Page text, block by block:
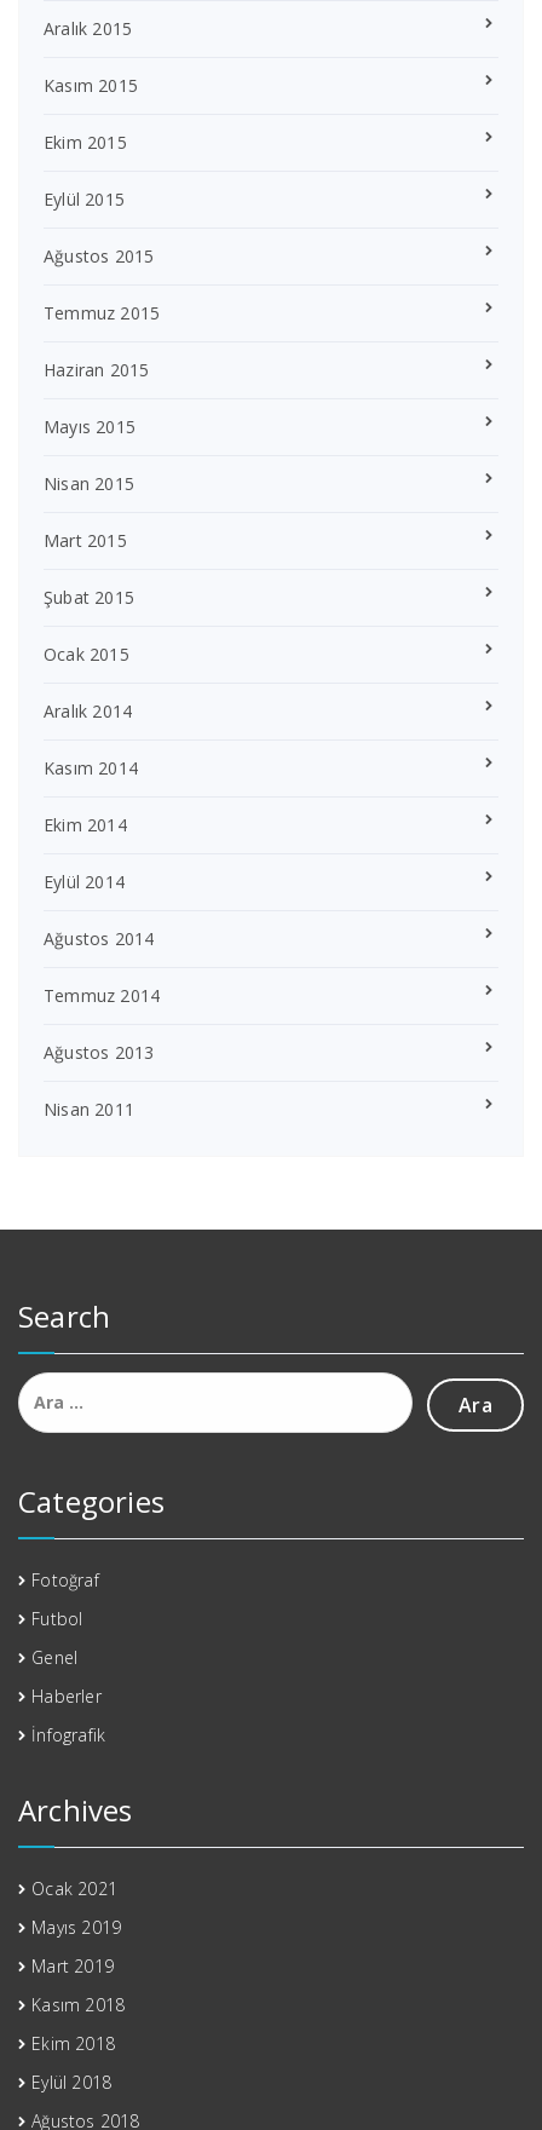
Aralık 2015
Kasım 2015
Ekim 2015
Eylül 2015
Ağustos 2015
Temmuz 2015
Haziran 2015
Mayıs 2015
Nisan 2015
Mart 2015
Şubat 2015
Ocak 2015
Aralık 2014
Kasım 2014
Ekim 2014
Eylül 2014
Ağustos 2014
Temmuz 2014
Ağustos 2013
Nisan 2011
Search
Arama:
Categories
Fotoğraf
Futbol
Genel
Haberler
İnfografik
Archives
Ocak 2021
Mayıs 2019
Mart 2019
Kasım 2018
Ekim 2018
Eylül 2018
Ağustos 2018